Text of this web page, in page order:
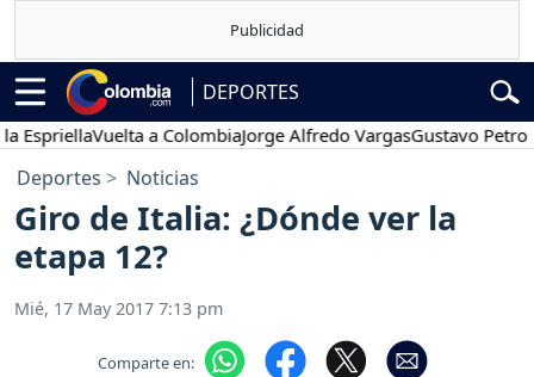
DEPORTES
Vuelta a ColombiaJorge Alfredo VargasGustavo Petro
Deportes Noticias
Giro de Italia: ¿Dónde ver la
etapa 12?
Mié, 17 May 2017 7:13 pm
Comparte en: